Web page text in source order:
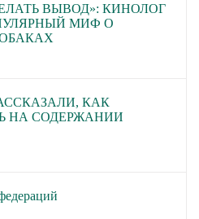
ВЫВОД»: КИНОЛОГ
МИФ О
КАК
НА СОДЕРЖАНИИ